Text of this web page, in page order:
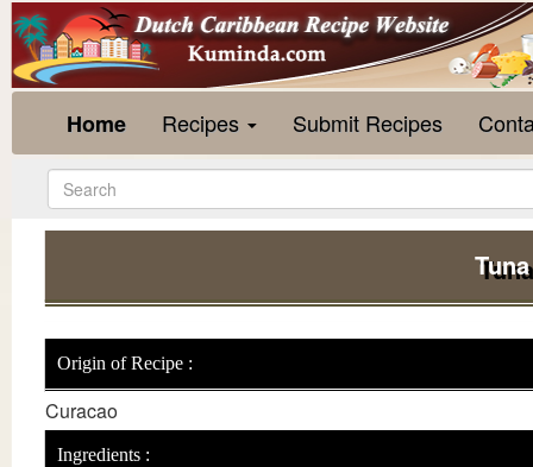
Home Recipes Submit Recipes
Origin of Recipe :
Curacao
Ingredients :